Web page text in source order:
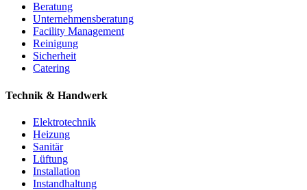
Beratung
Unternehmensberatung
Facility Management
Reinigung
Sicherheit
Catering
Technik & Handwerk
Elektrotechnik
Heizung
Sanitär
Lüftung
Installation
Instandhaltung